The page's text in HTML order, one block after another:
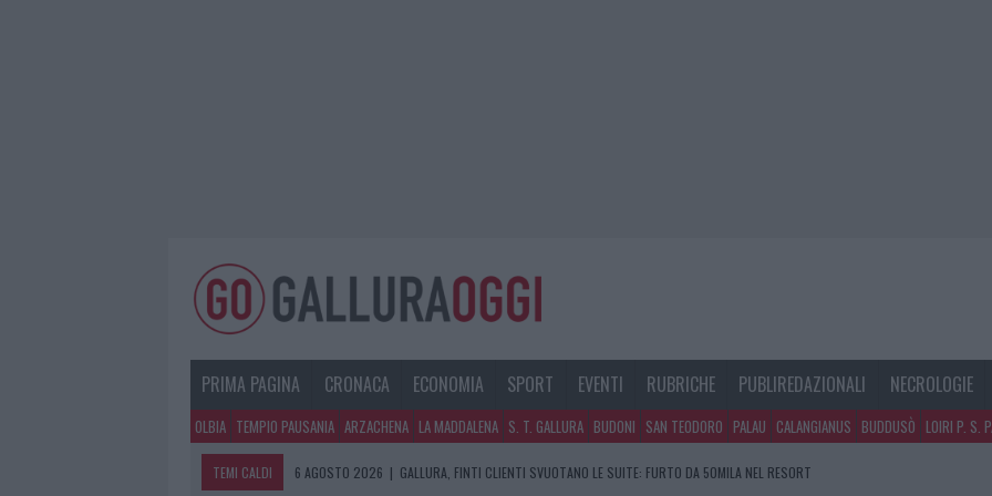
PRIMA PAGINA CRONACA ECONOMIA SPORT EVENTI RUBRICHE PUBLIREDAZIONALI NECROLOGIE
OLBIA TEMPIO PAUSANIA ARZACHENA LA MADDALENA S. T. GALLURA BUDONI SAN TEODORO PALAU CALANGIANUS BUDDUSÒ LOIRI P. S.
TEMI CALDI 6 AGOSTO 2026 | GALLURA, FINTI CLIENTI SVUOTANO LE SUITE: FURTO DA 50MILA NEL RESORT